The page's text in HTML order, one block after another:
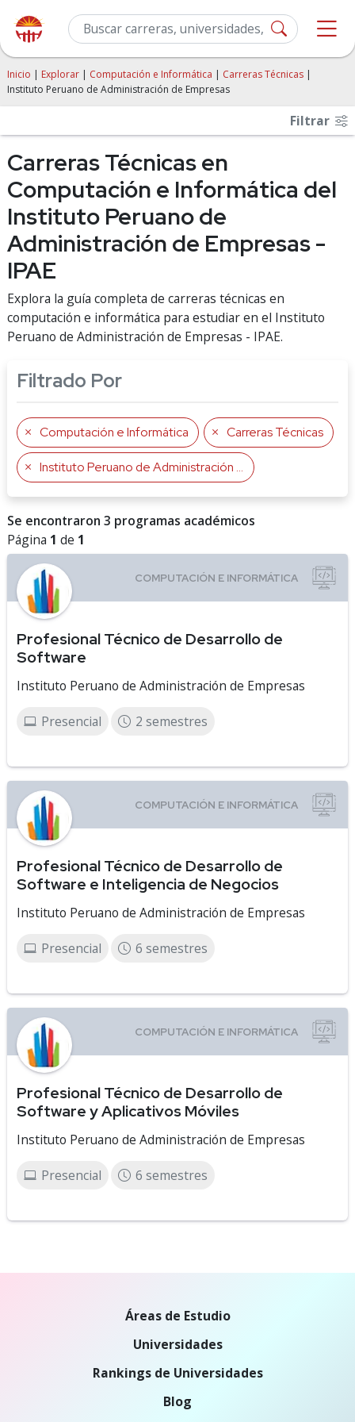
Inicio | Explorar | Computación e Informática | Carreras Técnicas |
Instituto Peruano de Administración de Empresas
Filtrar
Carreras Técnicas en
Computación e Informática del
Instituto Peruano de
Administración de Empresas -
IPAE
Explora la guía completa de carreras técnicas en
computación e informática para estudiar en el Instituto
Peruano de Administración de Empresas - IPAE.
Filtrado Por
Computación e Informática Carreras Técnicas
Instituto Peruano de Administración de Empresas
Se encontraron 3 programas académicos
Página 1 de 1
Profesional Técnico de Desarrollo de
Software
Instituto Peruano de Administración de Empresas
Presencial 2 semestres
Profesional Técnico de Desarrollo de
Software e Inteligencia de Negocios
Instituto Peruano de Administración de Empresas
Presencial 6 semestres
Profesional Técnico de Desarrollo de
Software y Aplicativos Móviles
Instituto Peruano de Administración de Empresas
Presencial 6 semestres
Áreas de Estudio
Universidades
Rankings de Universidades
Blog